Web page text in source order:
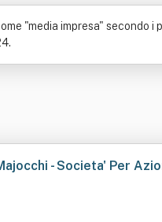
"media impresa" secondo
- Societa' Per